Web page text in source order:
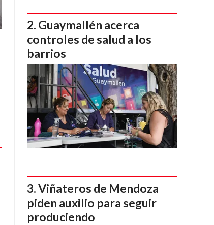
Guaymallén acerca
controles de salud a los
barrios
Viñateros de Mendoza
piden auxilio para seguir
produciendo